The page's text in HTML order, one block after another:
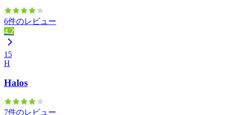
6件のレビュー
4.2
15
H
Halos
7件のレビュー